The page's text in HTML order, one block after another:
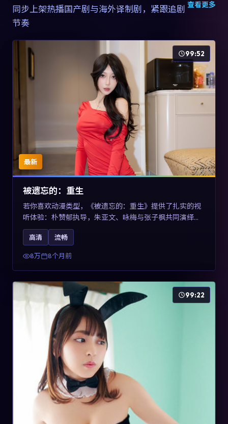
同步上架热播国产剧与海外译制剧，紧跟追剧
节奏
查看更多
最新
99:52
被遗忘的：重生
若你喜欢动漫类型，《被遗忘的：重生》提供了扎实的视
听体验：朴赞郁执导，朱亚文、咏梅与张子枫共同演绎。
影片2025年于法国上映，内容用喜剧外壳包裹对现实规则
的温和反讽，关键词包含高清流畅、人物关系与情节反
转，适合检索「2025动漫」「法国电影」的用户。
高清 流畅
8万 8个月前
99:22